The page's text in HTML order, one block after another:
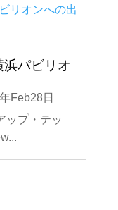
浜パビリオ
Feb28日
ップ・テッ